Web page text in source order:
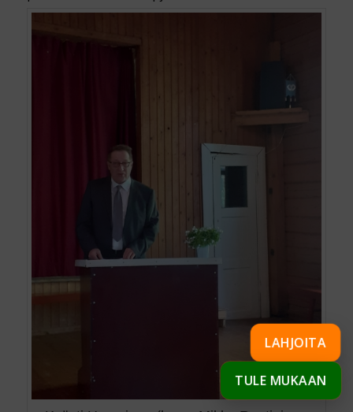
LAHJOITA
TULE MUKAAN